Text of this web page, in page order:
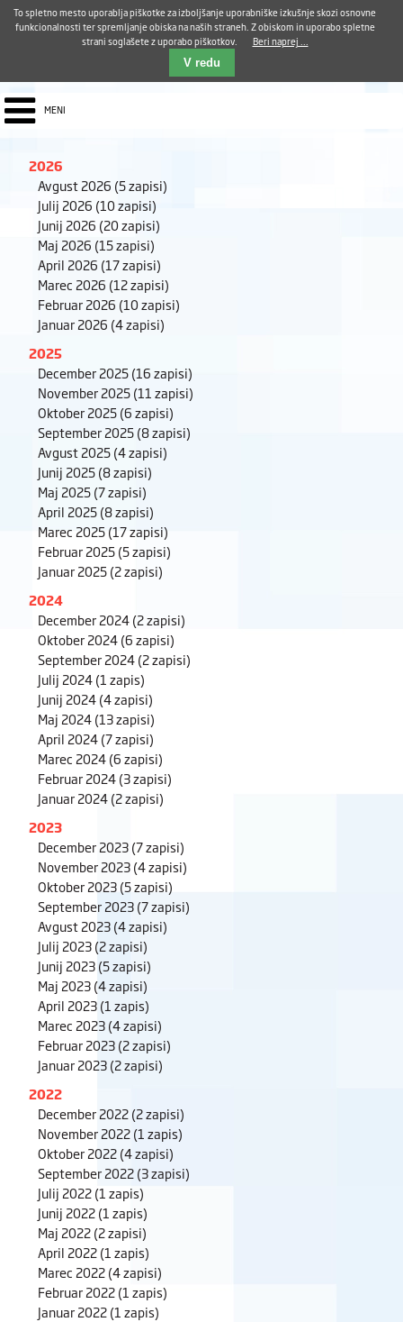
E-pošta ZUDV
Iskalnik
MENI
2026
Avgust 2026 (5 zapisi)
Julij 2026 (10 zapisi)
Junij 2026 (20 zapisi)
Maj 2026 (15 zapisi)
April 2026 (17 zapisi)
Marec 2026 (12 zapisi)
Februar 2026 (10 zapisi)
Januar 2026 (4 zapisi)
2025
December 2025(16 zapisi)
November 2025(11 zapisi)
Oktober 2025(6 zapisi)
September 2025(8 zapisi)
Avgust 2025(4 zapisi)
Junij 2025(8 zapisi)
Maj 2025(7 zapisi)
April 2025(8 zapisi)
Marec 2025(17 zapisi)
Februar 2025(5 zapisi)
Januar 2025(2 zapisi)
2024
December 2024(2 zapisi)
Oktober 2024(6 zapisi)
September 2024(2 zapisi)
Julij 2024(1 zapis)
Junij 2024(4 zapisi)
Maj 2024(13 zapisi)
April 2024(7 zapisi)
Marec 2024(6 zapisi)
Februar 2024(3 zapisi)
Januar 2024(2 zapisi)
2023
December 2023(7 zapisi)
November 2023(4 zapisi)
Oktober 2023(5 zapisi)
September 2023(7 zapisi)
Avgust 2023(4 zapisi)
Julij 2023(2 zapisi)
Junij 2023(5 zapisi)
Maj 2023(4 zapisi)
April 2023(1 zapis)
Marec 2023(4 zapisi)
Februar 2023(2 zapisi)
Januar 2023(2 zapisi)
2022
December 2022(2 zapisi)
November 2022(1 zapis)
Oktober 2022(4 zapisi)
September 2022(3 zapisi)
Julij 2022(1 zapis)
Junij 2022(1 zapis)
Maj 2022(2 zapisi)
April 2022(1 zapis)
Marec 2022(4 zapisi)
Februar 2022(1 zapis)
Januar 2022(1 zapis)
To spletno mesto uporablja piškotke za izboljšanje uporabniške izkušnje skozi osnovne
funkcionalnosti ter spremljanje obiska na naših straneh. Z obiskom in uporabo spletne
strani soglašete z uporabo piškotkov.
Beri naprej ...
V redu